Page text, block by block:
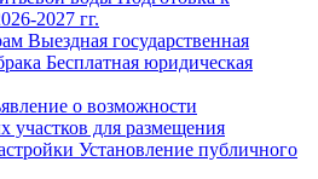
2027 гг.
Выездная государственная
Бесплатная юридическая
о возможности
участков для размещения
Установление публичного